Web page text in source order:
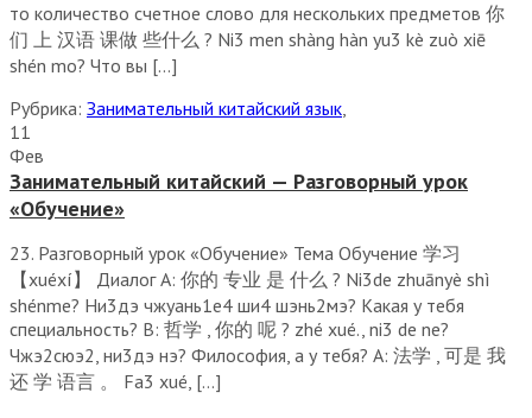
то количество счетное слово для нескольких предметов 你
们 上 汉语 课做 些什么 ? Ni3 men shàng hàn yu3 kè zuò xiē
shén mo? Что вы […]
Рубрика: Занимательный китайский язык,
11
Фев
Занимательный китайский — Разговорный урок
«Обучение»
23. Разговорный урок «Обучение» Тема Обучение 学习
【xuéxí】 Диалог А: 你的 专业 是 什么 ? Ni3de zhuānyè shì
shénme? Ни3дэ чжуань1е4 ши4 шэнь2мэ? Какая у тебя
специальность? В: 哲学 , 你的 呢 ? zhé xué., ni3 de ne?
Чжэ2сюэ2, ни3дэ нэ? Философия, а у тебя? А: 法学 , 可是 我
还 学 语言 。 Fa3 xué, […]